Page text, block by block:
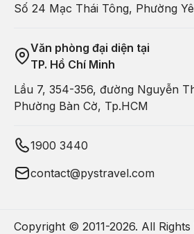
Số 24 Mạc Thái Tông, Phường
Văn phòng đại diện tại
TP. Hồ Chí Minh
Lầu 7, 354-356, đường Nguyễn
Phường Bàn Cờ, Tp.HCM
1900 3440
contact@pystravel.com
Copyright © 2011-2026. All